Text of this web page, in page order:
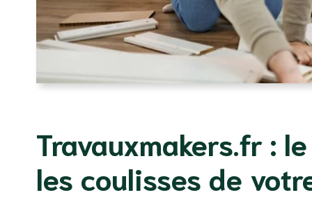
Travauxmakers.fr :
les coulisses de